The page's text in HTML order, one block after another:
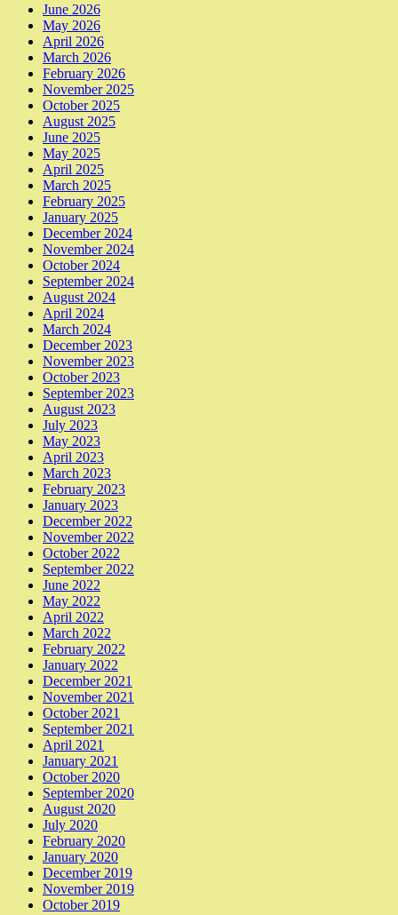
June 2026
May 2026
April 2026
March 2026
February 2026
November 2025
October 2025
August 2025
June 2025
May 2025
April 2025
March 2025
February 2025
January 2025
December 2024
November 2024
October 2024
September 2024
August 2024
April 2024
March 2024
December 2023
November 2023
October 2023
September 2023
August 2023
July 2023
May 2023
April 2023
March 2023
February 2023
January 2023
December 2022
November 2022
October 2022
September 2022
June 2022
May 2022
April 2022
March 2022
February 2022
January 2022
December 2021
November 2021
October 2021
September 2021
April 2021
January 2021
October 2020
September 2020
August 2020
July 2020
February 2020
January 2020
December 2019
November 2019
October 2019